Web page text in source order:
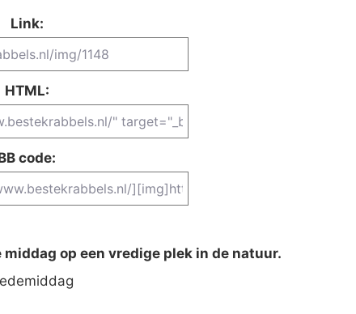
Link:
HTML:
code:
op een vredige plek in de natuur.